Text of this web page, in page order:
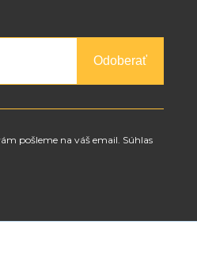
Odoberať
pošleme na váš email. Súhlas